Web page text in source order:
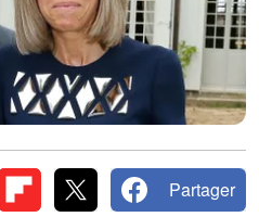
Partager